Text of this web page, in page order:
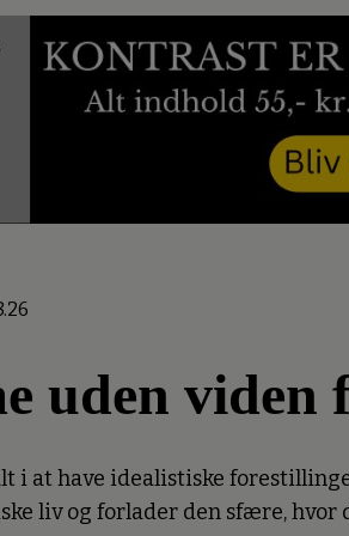
uden
i at have idealistiske
liv og forlader den sfære,